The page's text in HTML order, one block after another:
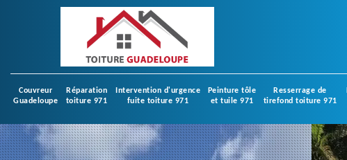
Couvreur
Guadeloupe
Réparation
toiture 971
Intervention d'urgence
fuite toiture 971
Peinture tôle
et tuile 971
Resserrage de
tirefond toiture 971